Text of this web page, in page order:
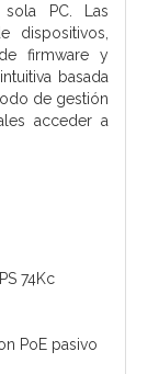
PC. Las
dispositivos,
firmware y
basada
de gestión
acceder a
74Kc
PoE pasivo